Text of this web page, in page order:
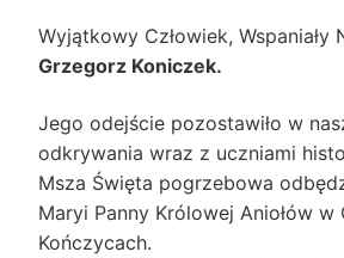
Wyjątkowy Człowiek,
Grzegorz Koniczek.
Jego odejście pozostawiło w
odkrywania wraz z uczniami
Msza Święta pogrzebowa
Maryi Panny Królowej Aniołów
Kończycach.